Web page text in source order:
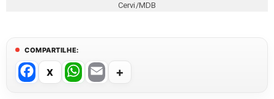
Cervi/MDB
COMPARTILHE:
F
W E